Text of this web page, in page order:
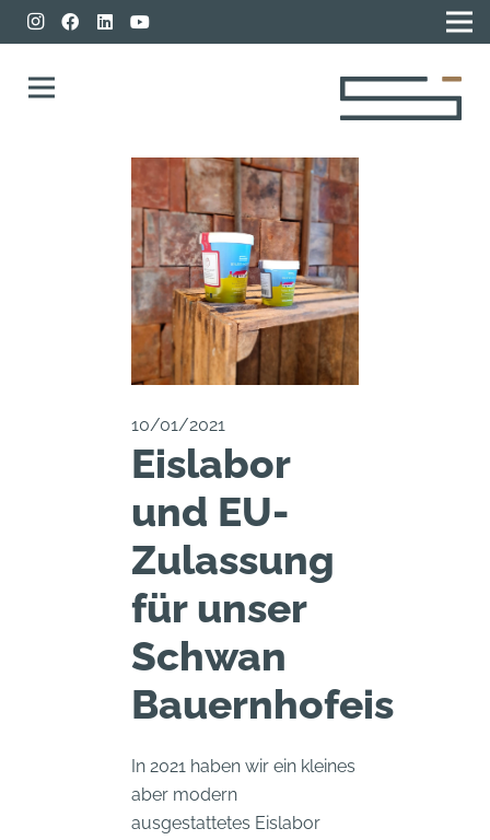
10/01/2021
Eislabor
und EU-
Zulassung
für unser
Schwan
Bauernhofeis
In 2021 haben wir ein kleines
aber modern
ausgestattetes Eislabor